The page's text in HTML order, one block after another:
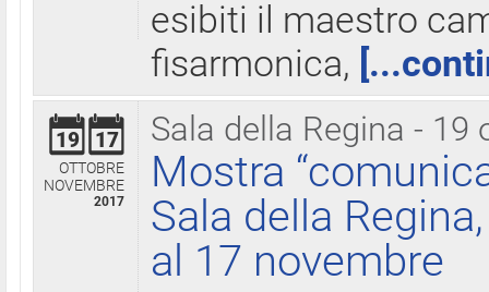
esibiti il maestro
fisarmonica,
Sala della Regina - 19
19 17
OTTOBRE
NOVEMBRE
2017
Mostra
Sala della
al 17 novembre